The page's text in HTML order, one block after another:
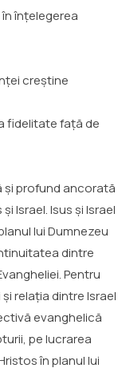
înțelegerea
creștine
fidelitate față de
și profund ancorată
Israel. Isus și Israel
lui Dumnezeu
dintre
Pentru
relația dintre Israel
evanghelică
pe lucrarea
în planul lui